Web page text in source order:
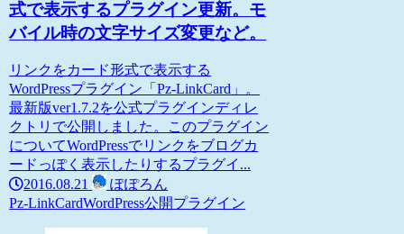
式で表示するプラグイン更新。モ
バイル時の文字サイズ変更など。
リンクをカード形式で表示する
WordPressプラグイン「Pz-LinkCard」。
最新版ver1.7.2を公式プラグインディレ
クトリで公開しました。このプラグイン
についてWordPressでリンクをブログカ
ードっぽく表示したりするプラグイ...
2016.08.21
ぽぽろん
Pz-LinkCardWordPress公開プラグイン